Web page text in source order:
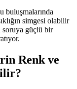
buluşmalarında
simgesi olabilir
soruya güçlü bir
Renk ve